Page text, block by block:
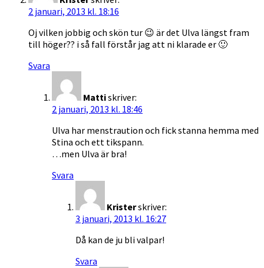
2 januari, 2013 kl. 18:16
Oj vilken jobbig och skön tur 😉 är det Ulva längst fram
till höger?? i så fall förstår jag att ni klarade er 🙂
Svara
Mattiskriver:
2 januari, 2013 kl. 18:46
Ulva har menstraution och fick stanna hemma med
Stina och ett tikspann.
…men Ulva är bra!
Svara
Kristerskriver:
3 januari, 2013 kl. 16:27
Då kan de ju bli valpar!
Svara